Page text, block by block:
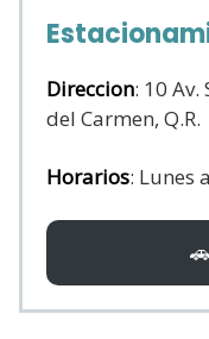
Direccion: 10
del Carmen, Q.R.
Horarios: Lunes